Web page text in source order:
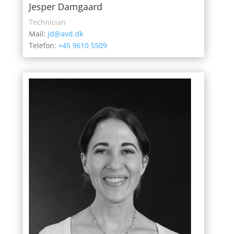
Jesper Damgaard
Technician
Mail: jd@avd.dk
Telefon: +45 9610 5509